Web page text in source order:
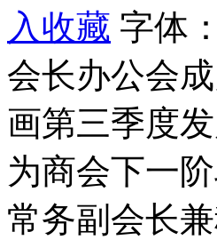
入收藏 字体：
会长办公会
画第三季度
为商会下一
常务副会长